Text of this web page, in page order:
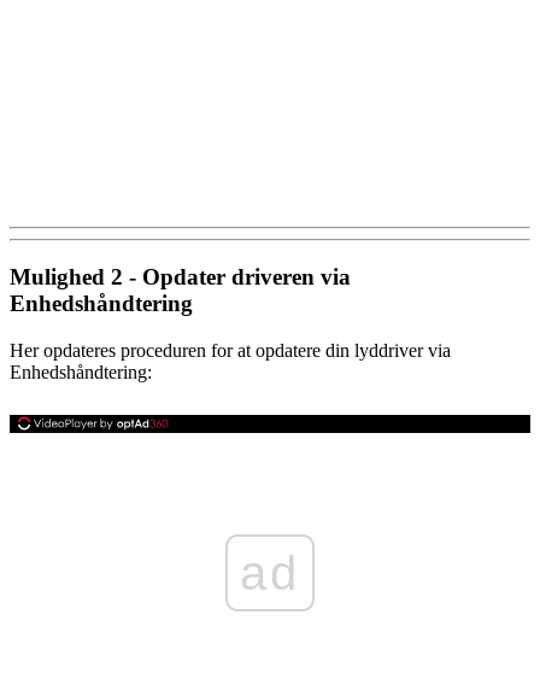
Mulighed 2 - Opdater driveren via
Enhedshåndtering
Her opdateres proceduren for at opdatere din lyddriver via
Enhedshåndtering:
ad